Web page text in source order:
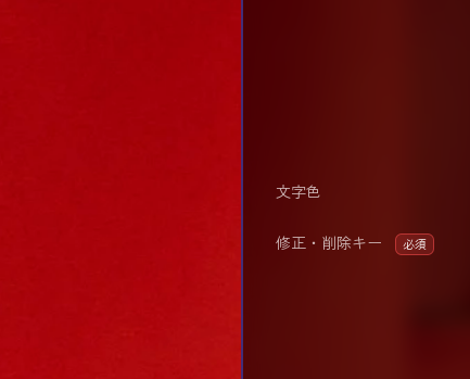
文字色
修正・削除キー 必須